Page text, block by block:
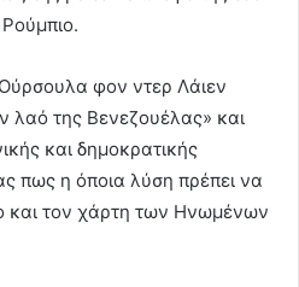
φον ντερ Λάιεν
λαό της Βενεζουέλας» και
και δημοκρατικής
πως η όποια λύση πρέπει να
και τον χάρτη των Ηνωμένων